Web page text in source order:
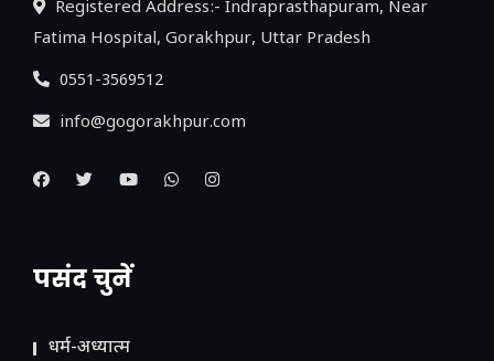
Registered Address:- Indraprasthapuram, Near
Fatima Hospital, Gorakhpur, Uttar Pradesh
0551-3569512
info@gogorakhpur.com
पसंद चुनें
धर्म-अध्यात्म